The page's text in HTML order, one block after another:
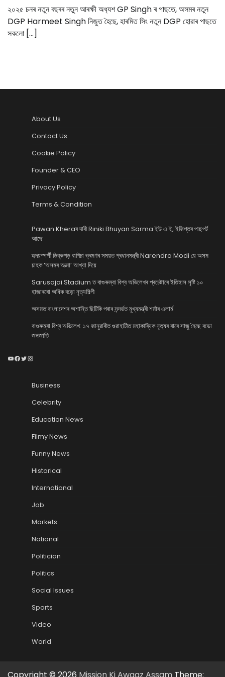
২০২৫ চনৰ নতুন বছৰৰ নতুন আৰক্ষী অধ‍্যশ GP Singh ৰ পাছতে, অসমৰ নতুন
DGP Harmeet Singh নিজুত হৈছে, হাৰমিত সিং নতুন DGP হোৱাৰ পাছতে
সকলো […]
About Us
Contact Us
Cookie Policy
Founder & CEO
Privacy Policy
Terms & Condition
Pawan Kheraৰ দাবী Riniki Bhuyan Sarma ইউ এ ই, ইজিপ্তৰ পাছপৰ্ট
আছে
হৃদয়স্পৰ্শী ডিব্ৰুগড় বাগিচা ভ্ৰমণৰ সময়ত প্ৰধানমন্ত্ৰী Narendra Modi য়ে অসম
চাহক ‘অসমৰ আত্মা’ আখ্যা দিয়ে
Sarusajai Stadium ত বাগুৰুম্বা বিশ্ব অভিলেখৰ প্ৰচেষ্টাৰে ইতিহাস সৃষ্টি ১০
হাজাৰৰো অধিক বড়ো নৃত্যশিল্পী
অসমত বাংলাদেশৰ অশান্তি ছিটিকি পৰাৰ সন্দৰ্ভত মুখ্যমন্ত্ৰী শৰ্মাৰ এলাৰ্ম
বাগুৰুম্বা বিশ্ব অভিলেখ: ১৭ জানুৱাৰীত গুৱাহাটীত মহাকাব্যিক নৃত্যৰ বাবে সাজু হৈছে বডো
জনজাতি
YouTube
Facebook
Twitter
Instagram
Business
Celebrity
Education News
Filmy News
Funny News
Historical
International
Job
Markets
National
Politician
Politics
Social Issues
Sports
Video
World
Copyright © 2026 Mission Ki Awaaz Assam Theme: